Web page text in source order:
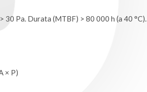
30 Pa. Durata (MTBF) > 80 000 h (a 40 °C).
× P)